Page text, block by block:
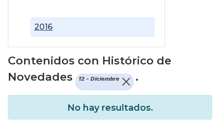
2016
Contenidos con Histórico de
Novedades
12 - Diciembre .
No hay resultados.